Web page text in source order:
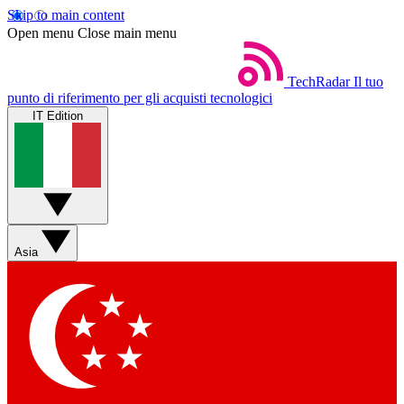
Skip to main content
Open menu Close main menu
TechRadar Il tuo
punto di riferimento per gli acquisti tecnologici
IT Edition
Asia